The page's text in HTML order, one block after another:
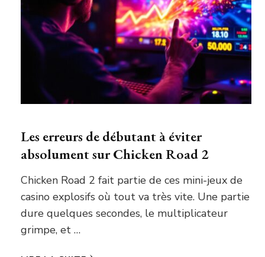
Les erreurs de débutant à éviter
absolument sur Chicken Road 2
Chicken Road 2 fait partie de ces mini-jeux de
casino explosifs où tout va très vite. Une partie
dure quelques secondes, le multiplicateur
grimpe, et …